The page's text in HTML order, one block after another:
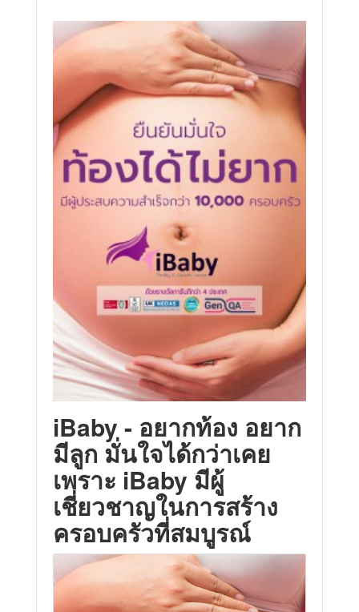
iBaby - อยากท้อง อยาก
มีลูก มั่นใจได้กว่าเคย
เพราะ iBaby มีผู้
เชี่ยวชาญในการสร้าง
ครอบครัวที่สมบูรณ์